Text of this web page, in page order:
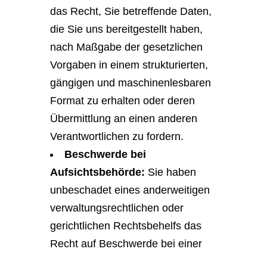
das Recht, Sie betreffende Daten,
die Sie uns bereitgestellt haben,
nach Maßgabe der gesetzlichen
Vorgaben in einem strukturierten,
gängigen und maschinenlesbaren
Format zu erhalten oder deren
Übermittlung an einen anderen
Verantwortlichen zu fordern.
Beschwerde bei
Aufsichtsbehörde: Sie haben
unbeschadet eines anderweitigen
verwaltungsrechtlichen oder
gerichtlichen Rechtsbehelfs das
Recht auf Beschwerde bei einer